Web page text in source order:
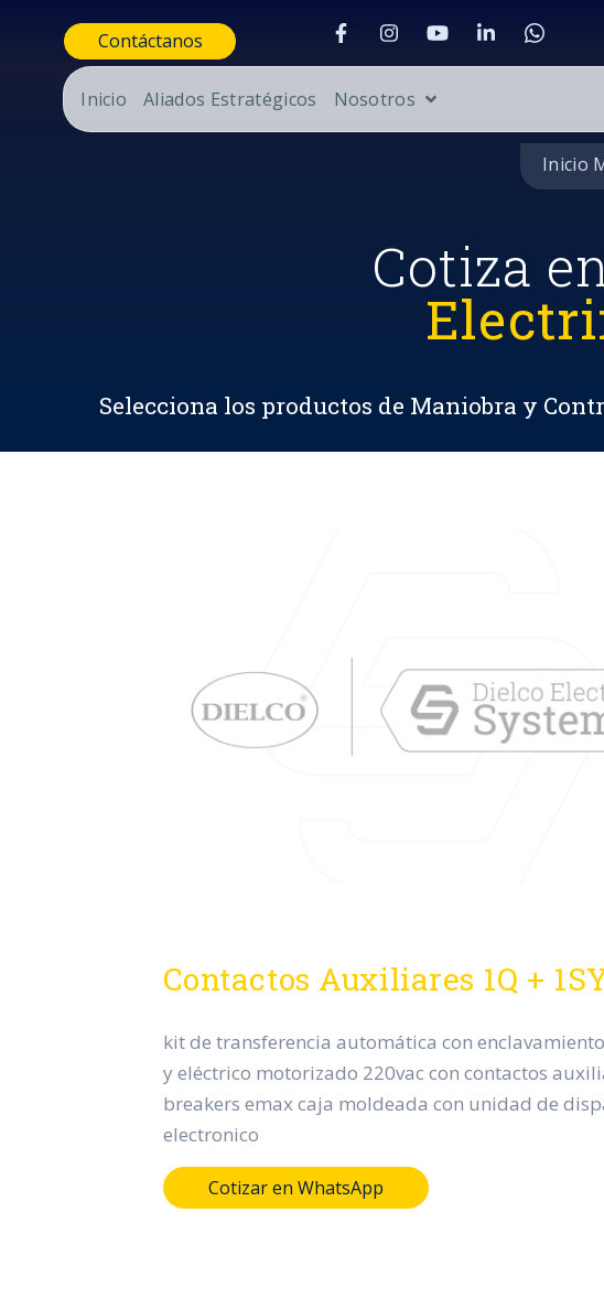
Contáctanos
Inicio Aliados Estratégicos Nosotros
Inicio
Cotiza
Selecciona los productos de Maniobra y
Contactos Auxiliares 1Q +
kit de transferencia automática con
y eléctrico motorizado 220vac con contactos
breakers emax caja moldeada con unidad de
electronico
Cotizar en WhatsApp